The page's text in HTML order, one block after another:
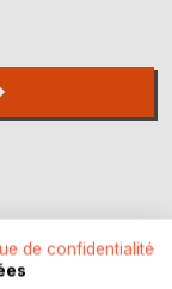
de confidentialité